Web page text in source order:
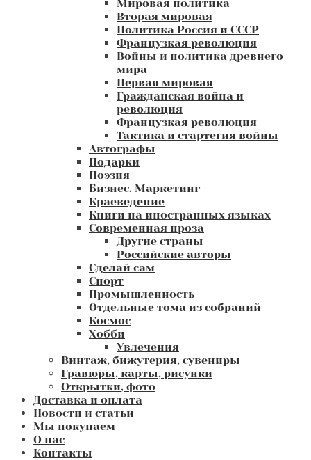
Мировая политика
Вторая мировая
Политика Россия и СССР
Французкая революция
Войны и политика древнего
мира
Первая мировая
Гражданская война и
революция
Французкая революция
Тактика и стартегия войны
Автографы
Подарки
Поэзия
Бизнес. Маркетинг
Краеведение
Книги на иностранных языках
Современная проза
Другие страны
Российские авторы
Сделай сам
Спорт
Промышленность
Отдельные тома из собраний
Космос
Хобби
Увлечения
Винтаж, бижутерия, сувениры
Гравюры, карты, рисунки
Открытки, фото
Доставка и оплата
Новости и статьи
Мы покупаем
О нас
Контакты